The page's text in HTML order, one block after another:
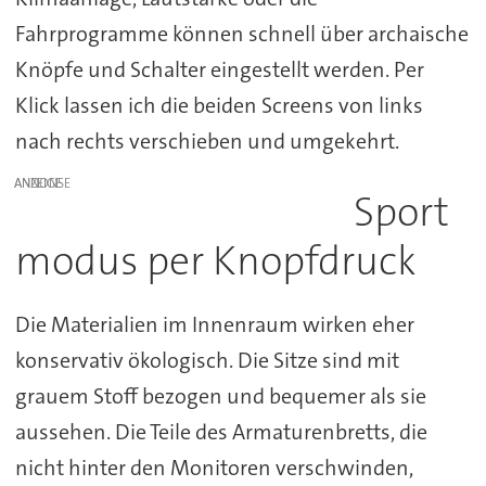
Fahrprogramme können schnell über archaische
Knöpfe und Schalter eingestellt werden. Per
Klick lassen ich die beiden Screens von links
nach rechts verschieben und umgekehrt.
ANZEIGE
Sport
modus per Knopfdruck
Die Materialien im Innenraum wirken eher
konservativ ökologisch. Die Sitze sind mit
grauem Stoff bezogen und bequemer als sie
aussehen. Die Teile des Armaturenbretts, die
nicht hinter den Monitoren verschwinden,